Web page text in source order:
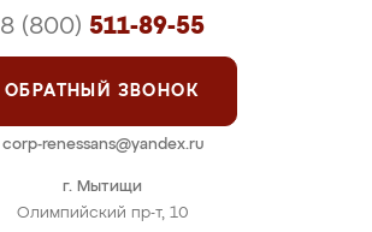
г. Мытищи
Олимпийский пр-т, 10
8 (800) 511-89-55
ОБРАТНЫЙ ЗВОНОК
corp-renessans@yandex.ru